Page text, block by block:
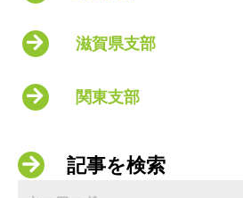
滋賀県支部
関東支部
記事を検索